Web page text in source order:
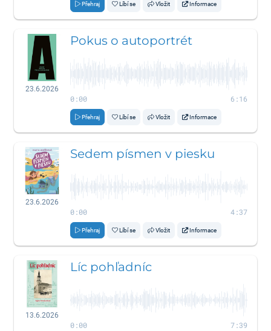
Přehraj Líbí se Vložit Informace
23.6.2026
Pokus o autoportrét
0:00 6:16
Přehraj Líbí se Vložit Informace
23.6.2026
Sedem písmen v piesku
0:00 4:37
Přehraj Líbí se Vložit Informace
13.6.2026
Líc pohľadníc
0:00 7:39